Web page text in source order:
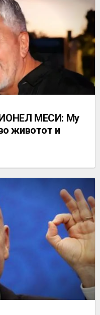
МЕСИ: Му
животот и